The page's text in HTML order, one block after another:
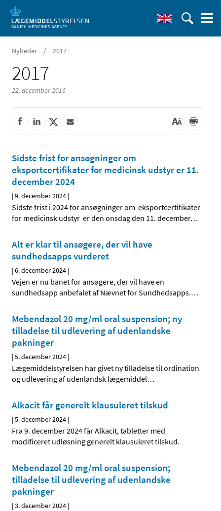
Nyheder / 2017
2017
22. december 2016
Sidste frist for ansøgninger om
eksportcertifikater for medicinsk udstyr er 11.
december 2024
|9. december 2024 |
Sidste frist i 2024 for ansøgninger om eksportcertifikater
for medicinsk udstyr er den onsdag den 11. december…
Alt er klar til ansøgere, der vil have
sundhedsapps vurderet
|6. december 2024 |
Vejen er nu banet for ansøgere, der vil have en
sundhedsapp anbefalet af Nævnet for Sundhedsapps.…
Mebendazol 20 mg/ml oral suspension; ny
tilladelse til udlevering af udenlandske
pakninger
|5. december 2024 |
Lægemiddelstyrelsen har givet ny tilladelse til ordination
og udlevering af udenlandsk lægemiddel…
Alkacit får generelt klausuleret tilskud
|5. december 2024 |
Fra 9. december 2024 får Alkacit, tabletter med
modificeret udløsning generelt klausuleret tilskud.
Mebendazol 20 mg/ml oral suspension;
tilladelse til udlevering af udenlandske
pakninger
|3. december 2024 |